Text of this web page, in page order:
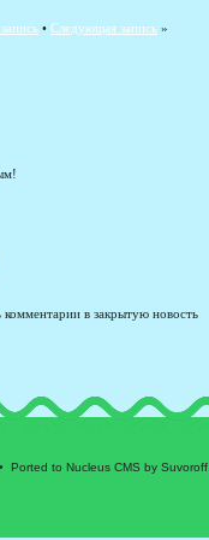
• Следующая запись »
в закрытую новость
Ported to Nucleus CMS by Suvoroff